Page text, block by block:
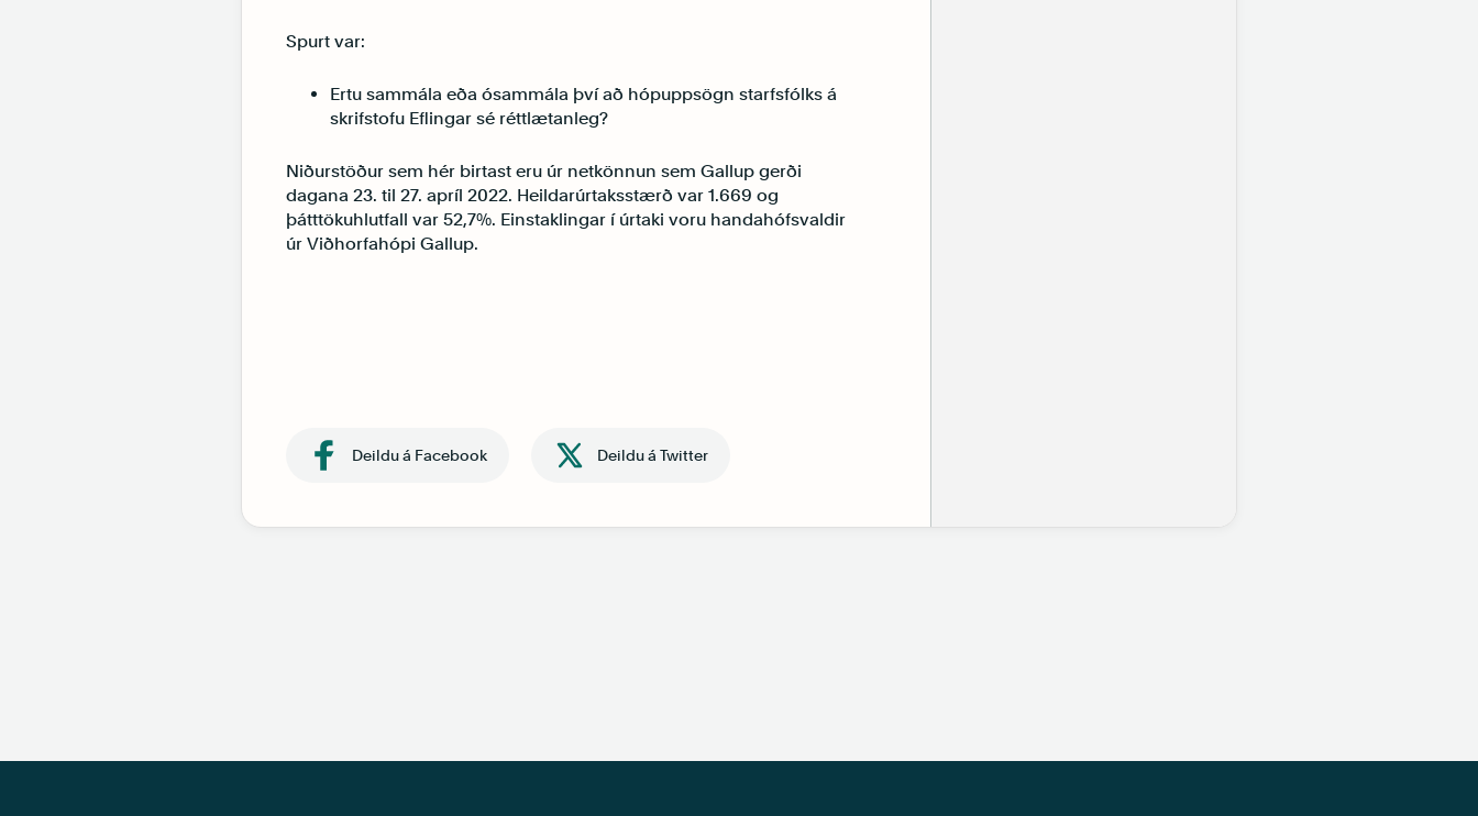
Spurt var:
Ertu sammála eða ósammála því að hópuppsögn starfsfólks á
skrifstofu Eflingar sé réttlætanleg?
Niðurstöður sem hér birtast eru úr netkönnun sem Gallup gerði
dagana 23. til 27. apríl 2022. Heildarúrtaksstærð var 1.669 og
þátttökuhlutfall var 52,7%. Einstaklingar í úrtaki voru handahófsvaldir
úr Viðhorfahópi Gallup.
Deildu á Facebook Deildu á Twitter